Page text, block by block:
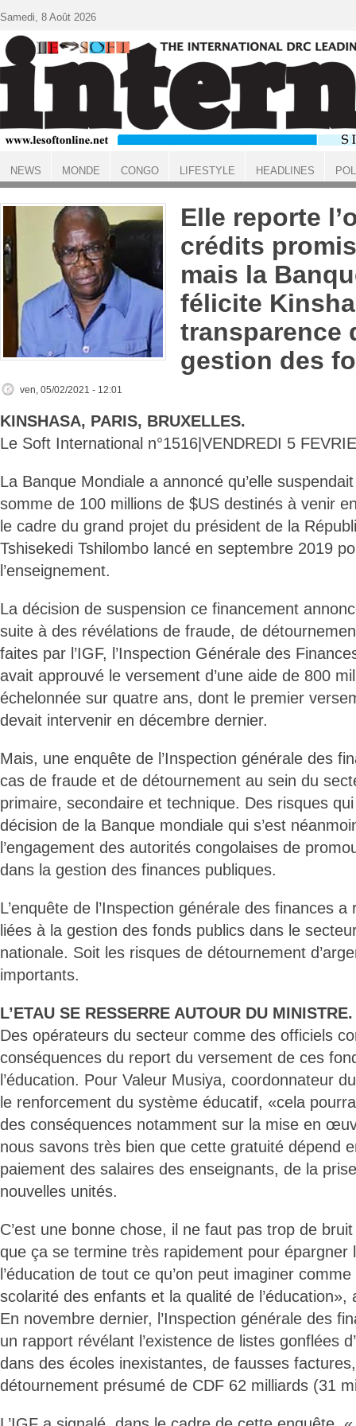
ACCUEIL
Elle reporte
crédits promis
mais la
félicite
transparence
gestion des
ven, 05/02/2021 - 12:01
KINSHASA, PARIS, BRUXELLES.
Le Soft International n°1516|VENDREDI 5
La Banque Mondiale a annoncé qu’elle
somme de 100 millions de $US destinés à venir
le cadre du grand projet du président de la
Tshisekedi Tshilombo lancé en septembre 2019
l’enseignement.
La décision de suspension ce financement
suite à des révélations de fraude, de
faites par l’IGF, l’Inspection Générale des
avait approuvé le versement d’une aide de 800
échelonnée sur quatre ans, dont le premier
devait intervenir en décembre dernier.
Mais, une enquête de l’Inspection générale des
cas de fraude et de détournement au sein du
primaire, secondaire et technique. Des risques
décision de la Banque mondiale qui s’est
l’engagement des autorités congolaises de
dans la gestion des finances publiques.
L’enquête de l’Inspection générale des finances
liées à la gestion des fonds publics dans le
nationale. Soit les risques de détournement
importants.
L’ETAU SE RESSERRE AUTOUR DU MINISTRE.
Des opérateurs du secteur comme des officiels
conséquences du report du versement de ces
l’éducation. Pour Valeur Musiya, coordonnateur
le renforcement du système éducatif, «cela
des conséquences notamment sur la mise en
nous savons très bien que cette gratuité dépend
paiement des salaires des enseignants, de la
nouvelles unités.
C’est une bonne chose, il ne faut pas trop de
que ça se termine très rapidement pour épargner
l’éducation de tout ce qu’on peut imaginer
scolarité des enfants et la qualité de l’éducation»,
En novembre dernier, l’Inspection générale des
un rapport révélant l’existence de listes gonflées
dans des écoles inexistantes, de fausses factures,
détournement présumé de CDF 62 milliards (31
Samedi, 8 Août 2026
NEWS MONDE CONGO LIFESTYLE HEADLINES